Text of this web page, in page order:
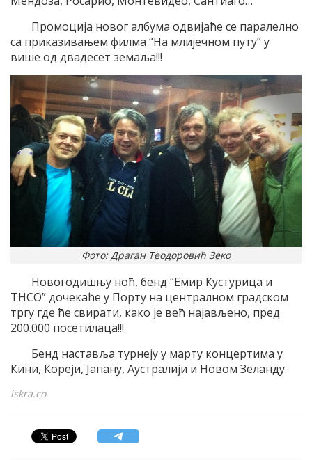
Промоција новог албума одвијаће се паралелно
са приказивањем филма “На млијечном путу” у
више од двадесет земаља!!!
Фото: Драган Теодоровић Зеко
Новогодишњу ноћ, бенд “Емир Кустурица и
ТНСО” дочекаће у Порту на централном градском
тргу где ће свирати, како је већ најављено, пред
200.000 посетилаца!!!
Бенд наставља турнеју у марту концертима у
Кини, Кореји, Јапану, Аустралији и Новом Зеланду.
iskra.co